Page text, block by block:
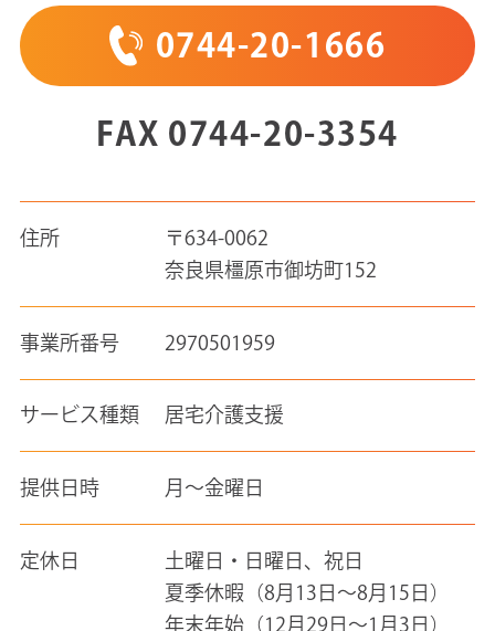
0744-20-1666
FAX 0744-20-3354
住所
〒634-0062
奈良県橿原市御坊町152
事業所番号 2970501959
サービス種類 居宅介護支援
提供日時 月～金曜日
定休日
土曜日・日曜日、祝日
夏季休暇（8月13日～8月15日）
年末年始（12月29日～1月3日）